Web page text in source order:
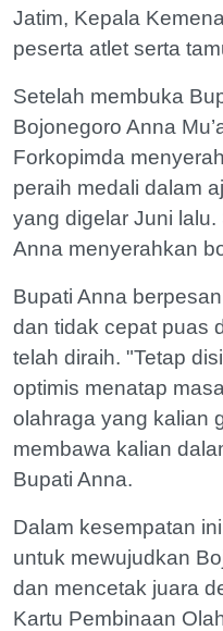
Jatim, Kepala
peserta atlet serta
Setelah membuka
Bojonegoro Anna
Forkopimda
peraih medali dalam
yang digelar Juni
Anna menyerahkan
Bupati Anna
dan tidak cepat puas
telah diraih. "Tetap
optimis menatap
olahraga yang kalian
membawa kalian
Bupati Anna.
Dalam kesempatan
untuk mewujudkan
dan mencetak juara
Kartu Pembinaan